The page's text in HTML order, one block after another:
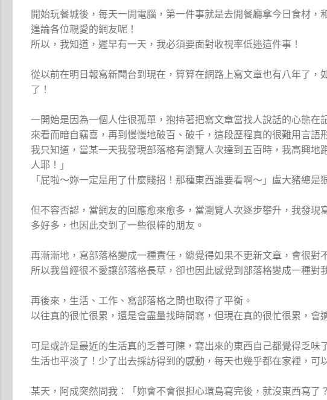
開始玩餐城後，每天一開電腦，第一件事就是去開餐廳拿今日食材
遑論各位親愛的網友呢！
所以，我知道，遲早有一天，我必須要面對收視率低迷這件事！
從以前在明日報寫新聞台到現在，算算在網路上寫文章也有八年了
了！
一開始是因為一個人住很孤單，抱持著把寫文章當找人說話的心態
來看而暗自竊喜，再到慢慢地破百、破千，這段歷程真的很難用言語
我只知道，當某一天我發現部落格有瀏覽人次達到五百時，我高興
人耶！」
「屁啦～妳一定是用了什麼賤招！那種東西誰要看啊～」盧大豬總是
但不容否認，當網友的回應愈來愈多，當瀏覽人次逐步攀升，我發
多好多，也因此交到了一些很棒的朋友。
再漸漸地，寫部落格變成一種責任，總覺得如果不更新文章，會很對
所以我曾經很不愛讓部落格長草，卻也因此感覺到部落格變成一種
再後來，生活、工作、寫部落格之間也取得了平衡。
以往真的很忙很累，還是會盡量找時間寫，但現在真的很忙很累，會
可是或許是最近的生活真的乏善可陳，寫出來的東西自己都覺得乏味
生活也平淡了！少了出去採訪得到的感動，每天也幾乎都在家裡，可
某天，阿成突然問我：「妳會不會很担心環島寫完後，就沒東西寫了？